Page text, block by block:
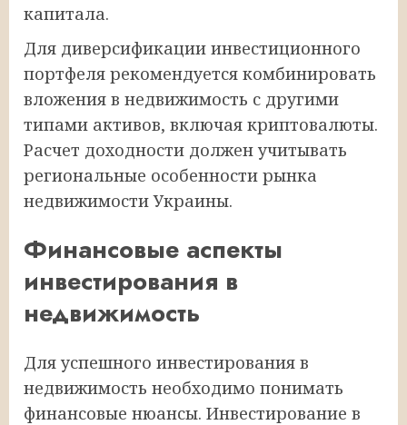
капитала.
Для диверсификации инвестиционного
портфеля рекомендуется комбинировать
вложения в недвижимость с другими
типами активов, включая криптовалюты.
Расчет доходности должен учитывать
региональные особенности рынка
недвижимости Украины.
Финансовые аспекты
инвестирования в
недвижимость
Для успешного инвестирования в
недвижимость необходимо понимать
финансовые нюансы. Инвестирование в